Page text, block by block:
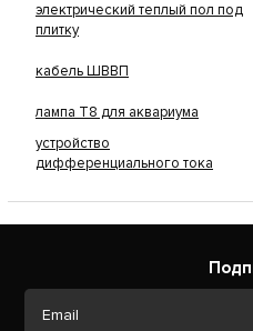
электрический теплый пол под
плитку
кабель ШВВП
лампа Т8 для аквариума
устройство
дифференциального тока